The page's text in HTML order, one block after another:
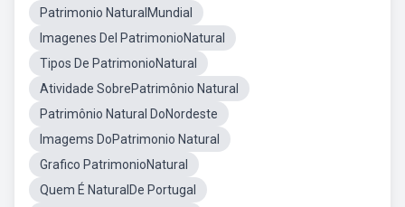
Patrimonio NaturalMundial
Imagenes Del PatrimonioNatural
Tipos De PatrimonioNatural
Atividade SobrePatrimônio Natural
Patrimônio Natural DoNordeste
Imagems DoPatrimonio Natural
Grafico PatrimonioNatural
Quem É NaturalDe Portugal